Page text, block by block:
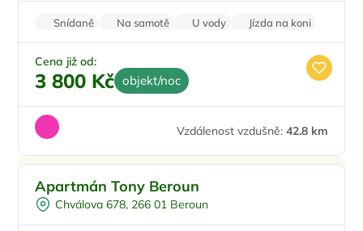
Snídaně Na samotě U vody
Jízda na koni
Zvířata povolena
Cena již od:
3 800 Kč objekt/noc
Vzdálenost vzdušně: 42.8 km
Apartmán Tony Beroun
Chválova 678, 266 01 Beroun